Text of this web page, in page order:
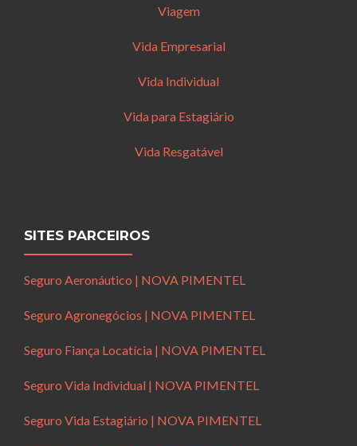
Viagem
Vida Empresarial
Vida Individual
Vida para Estagiário
Vida Resgatável
SITES PARCEIROS
Seguro Aeronáutico | NOVA PIMENTEL
Seguro Agronegócios | NOVA PIMENTEL
Seguro Fiança Locatícia | NOVA PIMENTEL
Seguro Vida Individual | NOVA PIMENTEL
Seguro Vida Estagiário | NOVA PIMENTEL